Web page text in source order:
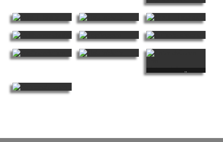
GLASUNTERSETZERKORKUNTERSETZERFLASCHENÖFFNER
FLASCHEN-T-
SHIRTS
HOLZTABLETTS
TEXTIL -
TISCHSET
BEDRUCKTE
SERVIETTEN
LATZSCHÜRZE